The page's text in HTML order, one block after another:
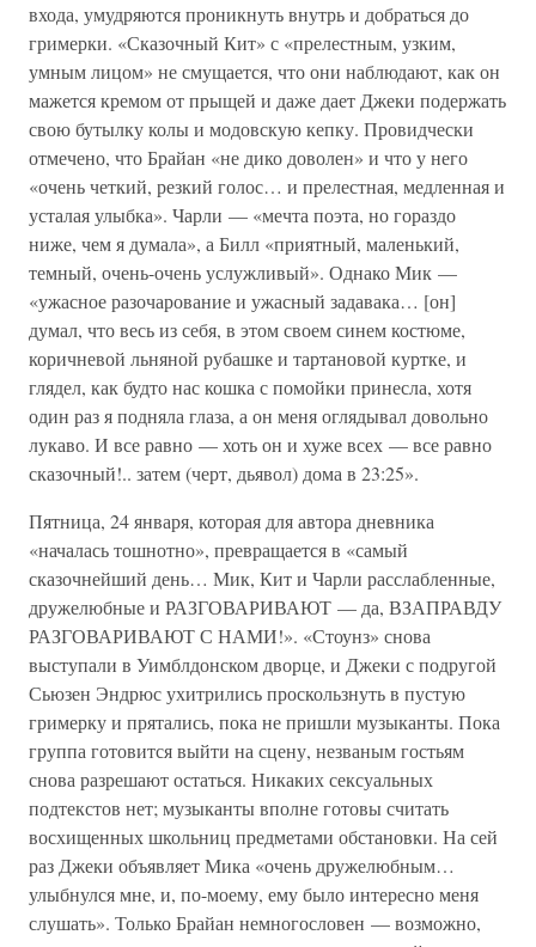
входа, умудряются проникнуть внутрь и добраться до
гримерки. «Сказочный Кит» с «прелестным, узким,
умным лицом» не смущается, что они наблюдают, как он
мажется кремом от прыщей и даже дает Джеки подержать
свою бутылку колы и модовскую кепку. Провидчески
отмечено, что Брайан «не дико доволен» и что у него
«очень четкий, резкий голос… и прелестная, медленная и
усталая улыбка». Чарли — «мечта поэта, но гораздо
ниже, чем я думала», а Билл «приятный, маленький,
темный, очень-очень услужливый». Однако Мик —
«ужасное разочарование и ужасный задавака… [он]
думал, что весь из себя, в этом своем синем костюме,
коричневой льняной рубашке и тартановой куртке, и
глядел, как будто нас кошка с помойки принесла, хотя
один раз я подняла глаза, а он меня оглядывал довольно
лукаво. И все равно — хоть он и хуже всех — все равно
сказочный!.. затем (черт, дьявол) дома в 23:25».
Пятница, 24 января, которая для автора дневника
«началась тошнотно», превращается в «самый
сказочнейший день… Мик, Кит и Чарли расслабленные,
дружелюбные и РАЗГОВАРИВАЮТ — да, ВЗАПРАВДУ
РАЗГОВАРИВАЮТ С НАМИ!». «Стоунз» снова
выступали в Уимблдонском дворце, и Джеки с подругой
Сьюзен Эндрюс ухитрились проскользнуть в пустую
гримерку и прятались, пока не пришли музыканты. Пока
группа готовится выйти на сцену, незваным гостьям
снова разрешают остаться. Никаких сексуальных
подтекстов нет; музыканты вполне готовы считать
восхищенных школьниц предметами обстановки. На сей
раз Джеки объявляет Мика «очень дружелюбным…
улыбнулся мне, и, по-моему, ему было интересно меня
слушать». Только Брайан немногословен — возможно,